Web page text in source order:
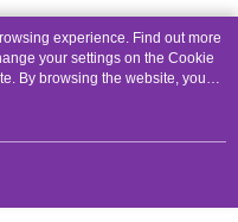
experience. Find out more
your settings on the Cookie
By browsing the website, you
Cookie Statement.